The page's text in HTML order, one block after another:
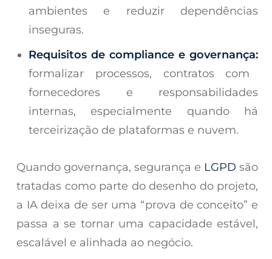
ambientes e reduzir dependências
inseguras.
Requisitos de compliance e governança:
formalizar processos, contratos com
fornecedores e responsabilidades
internas, especialmente quando há
terceirização de plataformas e nuvem.
Quando governança, segurança e LGPD são
tratadas como parte do desenho do projeto,
a IA deixa de ser uma “prova de conceito” e
passa a se tornar uma capacidade estável,
escalável e alinhada ao negócio.